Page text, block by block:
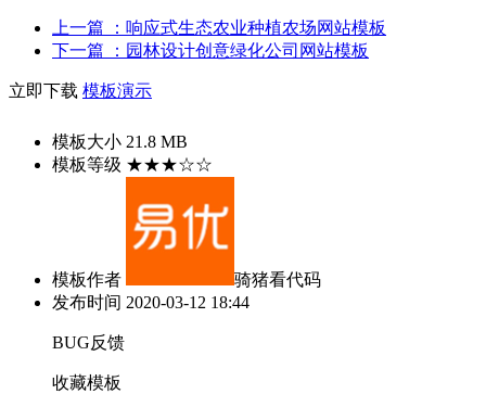
上一篇
：响应式生态农业种植农场网站模板
下一篇
：园林设计创意绿化公司网站模板
立即下载 模板演示
模板大小 21.8 MB
模板等级 ★★★☆☆
模板作者
骑猪看代码
发布时间 2020-03-12 18:44
BUG反馈
收藏模板